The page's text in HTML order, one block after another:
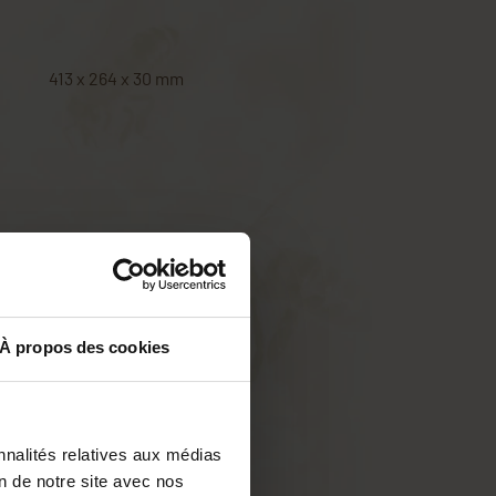
À propos des cookies
relatives aux médias
de notre site avec nos
413 x 264 x 30 mm